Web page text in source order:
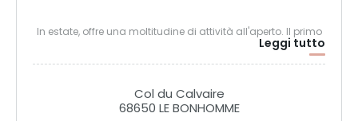
In estate, offre una moltitudine di attività all'aperto. Il primo
Bike Park del Massiccio dei Vosgi. Parco avventura, percorso
a piedi nudi, circuiti di mountain bike, percorso ludico,
escursioni.
Leggi tutto
Col du Calvaire
68650 LE BONHOMME